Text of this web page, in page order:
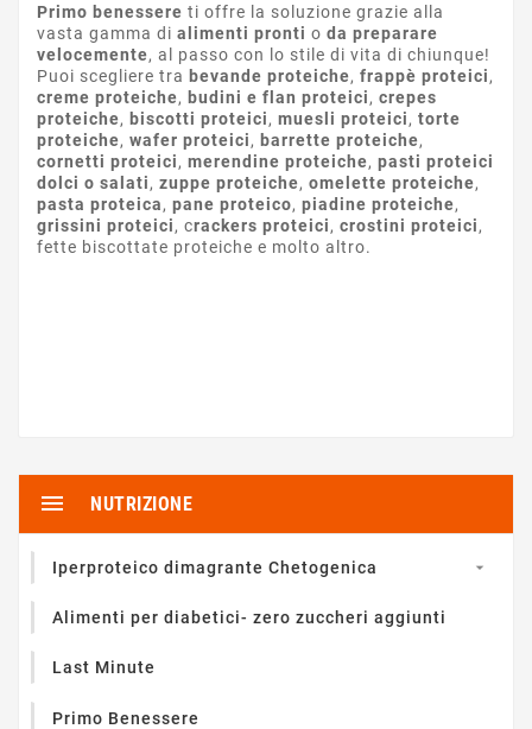
Primo benessere ti offre la soluzione grazie alla
vasta gamma di alimenti pronti o da preparare
velocemente, al passo con lo stile di vita di chiunque!
Puoi scegliere tra bevande proteiche, frappè proteici,
creme proteiche, budini e flan proteici, crepes
proteiche, biscotti proteici, muesli proteici, torte
proteiche, wafer proteici, barrette proteiche,
cornetti proteici, merendine proteiche, pasti proteici
dolci o salati, zuppe proteiche, omelette proteiche,
pasta proteica, pane proteico, piadine proteiche,
grissini proteici, crackers proteici, crostini proteici,
fette biscottate proteiche e molto altro.
NUTRIZIONE

Iperproteico dimagrante Chetogenica 
Alimenti per diabetici- zero zuccheri aggiunti
Last Minute
Primo Benessere